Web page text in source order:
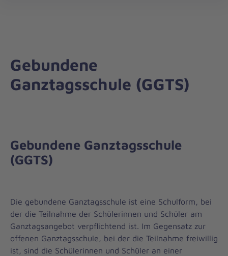
Gebundene
Ganztagsschule (GGTS)
Gebundene Ganztagsschule
(GGTS)
Die gebundene Ganztagsschule ist eine Schulform, bei
der die Teilnahme der Schülerinnen und Schüler am
Ganztagsangebot verpflichtend ist. Im Gegensatz zur
offenen Ganztagsschule, bei der die Teilnahme freiwillig
ist, sind die Schülerinnen und Schüler an einer